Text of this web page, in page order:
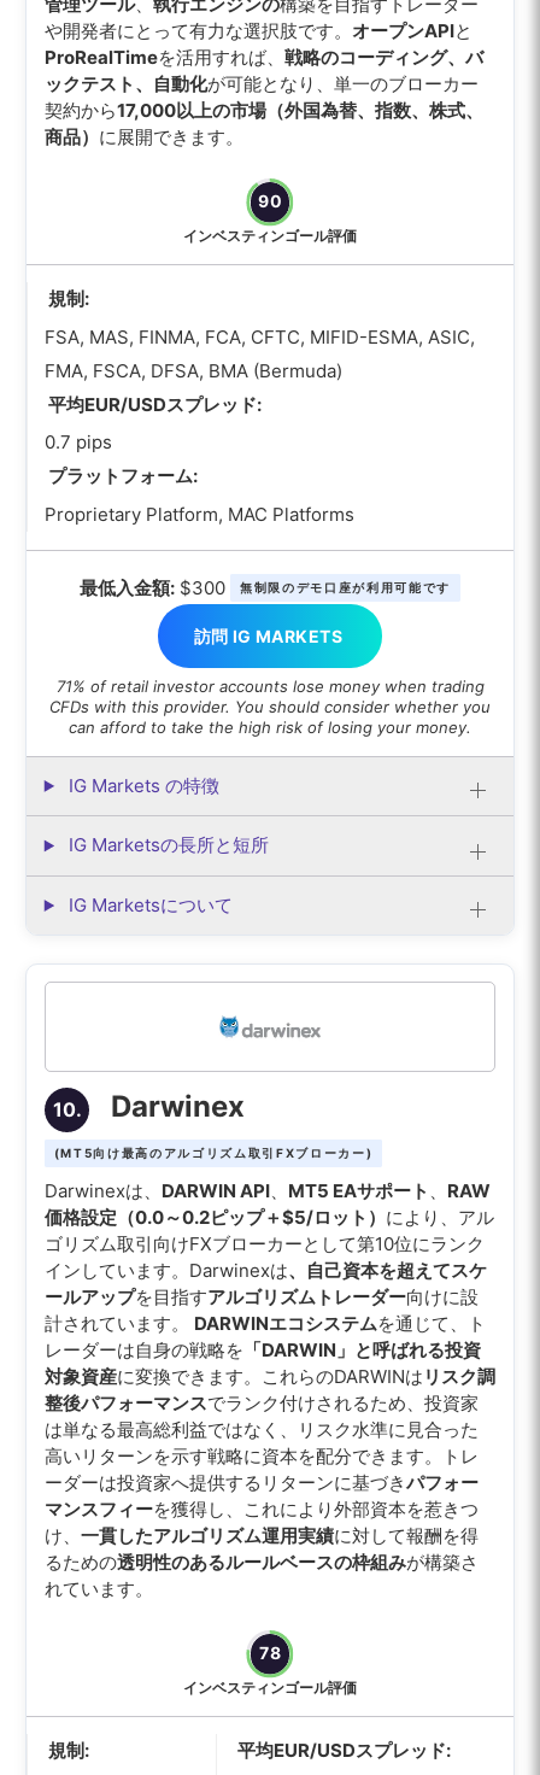
や開発者にとって有力な選択肢です。 オープンAPIと
ProRealTimeを活用すれば、 戦略のコーディング、バ
ックテスト、自動化が可能となり、単一のブローカー
契約から17,000以上の市場（外国為替、指数、株式、
商品） に展開できます。
90
インベスティンゴール評価
規制:
FSA, MAS, FINMA, FCA, CFTC, MIFID-ESMA, ASIC,
FMA, FSCA, DFSA, BMA (Bermuda)
平均EUR/USDスプレッド:
0.7 pips
プラットフォーム:
Proprietary Platform, MAC Platforms
最低入金額: $300 無制限のデモ口座が利用可能です
訪問 IG MARKETS
71% of retail investor accounts lose money when trading
CFDs with this provider. You should consider whether you
can afford to take the high risk of losing your money.
IG Markets の特徴
IG Marketsの長所と短所
IG Marketsについて
10. Darwinex
(MT5向け最高のアルゴリズム取引FXブローカー)
Darwinexは、 DARWIN API、 MT5 EAサポート 、 RAW
価格設定（0.0～0.2ピップ＋$5/ロット） により、アル
ゴリズム取引向けFXブローカーとして第10位にランク
インしています。Darwinexは、自己資本を超えてスケ
ールアップを目指すアルゴリズムトレーダー向けに設
計されています。 DARWINエコシステムを通じて、ト
レーダーは自身の戦略を 「DARWIN」と呼ばれる投資
対象資産に変換できます。これらのDARWINは リスク調
整後パフォーマンスでランク付けされるため、投資家
は単なる最高総利益ではなく、リスク水準に見合った
高いリターンを示す戦略に資本を配分できます。トレ
ーダーは投資家へ提供するリターンに基づきパフォー
マンスフィーを獲得し、これにより外部資本を惹きつ
け、 一貫したアルゴリズム運用実績に対して報酬を得
るための透明性のあるルールベースの枠組みが構築さ
れています。
78
インベスティンゴール評価
規制:
平均EUR/USDスプレッド: